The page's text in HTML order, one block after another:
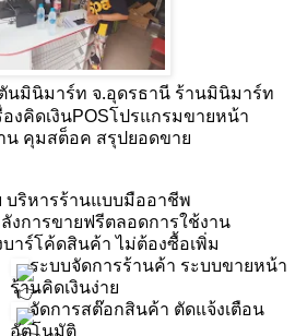
มินิมาร์ท จ.อุดรธานี ร้านมินิมาร์ท
องคิดเงินPOSโปรแกรมขายหน้า
น คุมสต็อค สรุปยอดขาย
บริหารร้านแบบมืออาชีพ
งการขายฟรีตลอดการใช้งาน
าร์โค้ดสินค้า ไม่ต้องซื้อเพิ่ม
ระบบจัดการร้านค้า ระบบขายหน้า
ร้านคิดเงินง่าย
จัดการสต๊อกสินค้า ตัดแจ้งเตือน
อัตโนมัติ